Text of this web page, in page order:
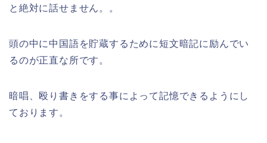
と絶対に話せません。。
頭の中に中国語を貯蔵するために短文暗記に励んでい
るのが正直な所です。
暗唱、殴り書きをする事によって記憶できるようにし
ております。